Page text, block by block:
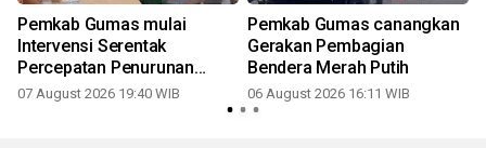
Pemkab Gumas mulai
Intervensi Serentak
Percepatan Penurunan
Stunting 2026
07 August 2026 19:40 WIB
Pemkab Gumas canangkan
Gerakan Pembagian
Bendera Merah Putih
06 August 2026 16:11 WIB